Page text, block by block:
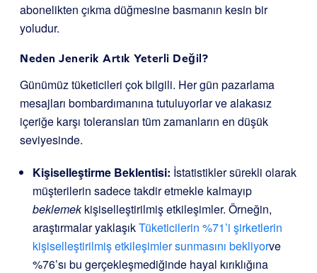
abonelikten çıkma düğmesine basmanın kesin bir
yoludur.
Neden Jenerik Artık Yeterli Değil?
Günümüz tüketicileri çok bilgili. Her gün pazarlama
mesajları bombardımanına tutuluyorlar ve alakasız
içeriğe karşı toleransları tüm zamanların en düşük
seviyesinde.
Kişiselleştirme Beklentisi: İstatistikler sürekli olarak
müşterilerin sadece takdir etmekle kalmayıp
beklemekkişiselleştirilmiş etkileşimler. Örneğin,
araştırmalar yaklaşıkTüketicilerin %71’i şirketlerin
kişiselleştirilmiş etkileşimler sunmasını bekliyorve
%76’sı bu gerçekleşmediğinde hayal kırıklığına